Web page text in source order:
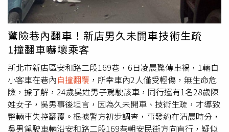
驚險巷內翻車！新店男久未開車技術生疏
1撞翻車嚇壞乘客
新北市新店區安和路二段169巷，6日凌晨驚傳車禍，1輛自
小客車在巷內自撞翻覆 ，所幸車內2人僅受輕傷，無生命危
險，據了解，24歲吳姓男子駕駛該車，同行還有1名28歲陳
姓女子，吳男事後坦言，因為久未開車、技術生疏，才導致
整輛車失控翻覆。根據警方初步調查，事發約在清晨時分，
吳男駕駛車輛沿安和路二段169巷朝安民街方向直行，疑似